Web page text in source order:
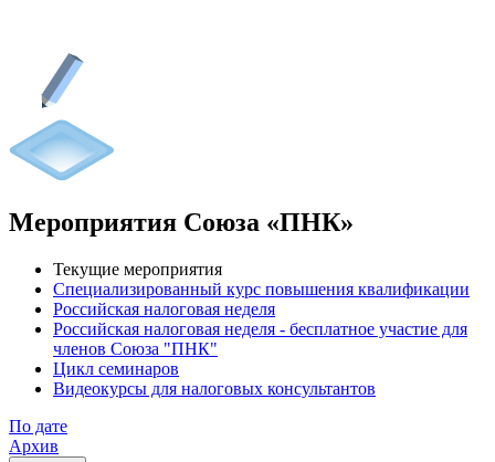
Мероприятия Союза «ПНК»
Текущие мероприятия
Специализированный курс повышения квалификации
Российская налоговая неделя
Российская налоговая неделя - бесплатное участие для
членов Союза "ПНК"
Цикл семинаров
Видеокурсы для налоговых консультантов
По дате
Архив